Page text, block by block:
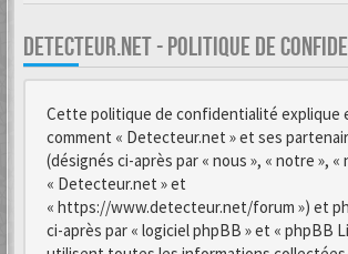
DETECTEUR.NET - POLITIQUE DE
Cette politique de confidentialité explique
comment « Detecteur.net » et ses
(désignés ci-après par « nous », « notre », «
« Detecteur.net » et
« https://www.detecteur.net/forum ») et
ci-après par « logiciel phpBB » et « phpBB